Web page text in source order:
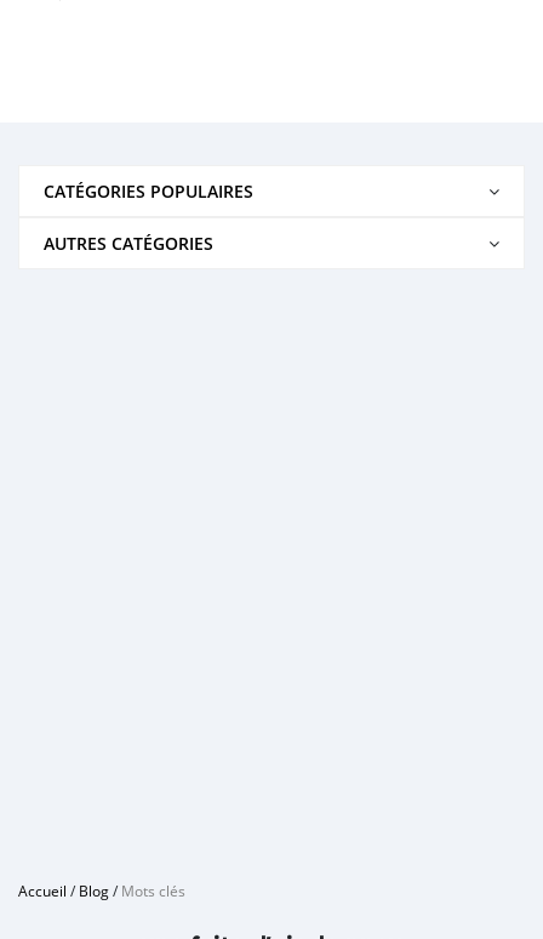
CATÉGORIES POPULAIRES
AUTRES CATÉGORIES
Accueil /Blog/Mots clés